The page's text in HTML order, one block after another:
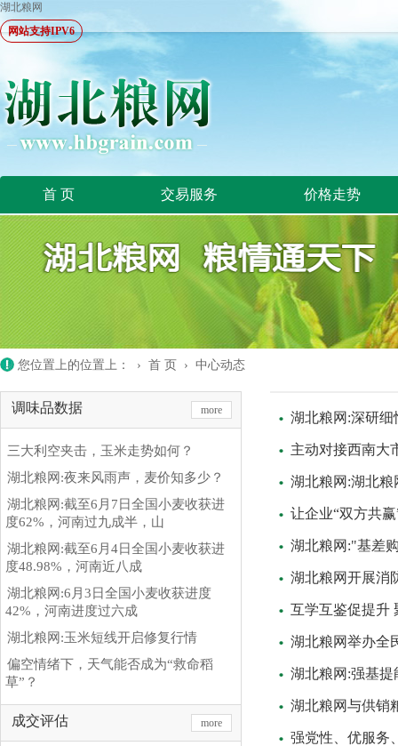
湖北粮网
网站支持IPV6
首 页 交易服务 价格走势
您位置上的位置上： › 首 页 › 中心动态
调味品数据 more
三大利空夹击，玉米走势如何？
湖北粮网:夜来风雨声，麦价知多少？
湖北粮网:截至6月7日全国小麦收获进
度62%，河南过九成半，山
湖北粮网:截至6月4日全国小麦收获进
度48.98%，河南近八成
湖北粮网:6月3日全国小麦收获进度
42%，河南进度过六成
湖北粮网:玉米短线开启修复行情
偏空情绪下，天气能否成为“救命稻
草”？
成交评估 more
湖北粮网:深研
主动对接西南
湖北粮网:湖北
让企业“双方共
湖北粮网:"基差
湖北粮网开展消
互学互鉴促提升
湖北粮网举办全
湖北粮网:强基
湖北粮网与供销
强党性、优服务